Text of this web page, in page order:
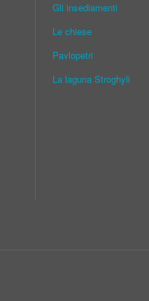
Gli insediamenti
Le chiese
Pavlopetri
La laguna Stroghyli